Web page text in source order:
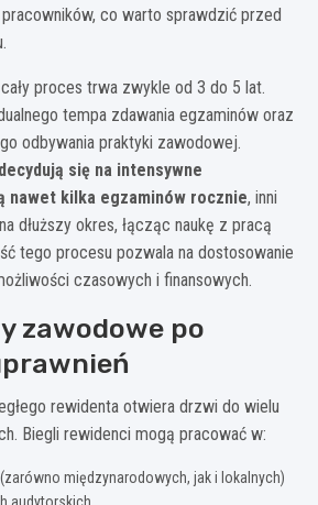
co warto sprawdzić przed
proces trwa zwykle od 3 do 5 lat.
tempa zdawania egzaminów oraz
odbywania praktyki zawodowej.
się na intensywne
nawet kilka egzaminów rocznie, inni
dłuższy okres, łącząc naukę z pracą
tego procesu pozwala na dostosowanie
czasowych i finansowych.
zawodowe po
rewidenta otwiera drzwi do wielu
Biegli rewidenci mogą pracować w:
międzynarodowych, jak i lokalnych)